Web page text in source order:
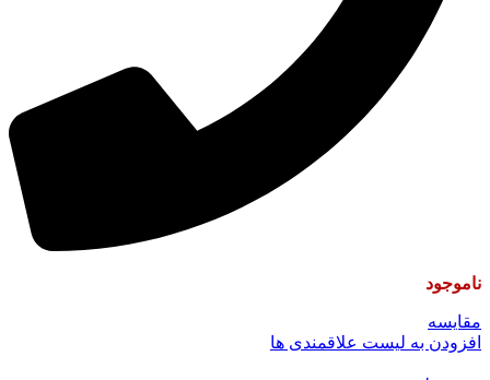
ناموجود
مقایسه
افزودن به لیست علاقمندی ها